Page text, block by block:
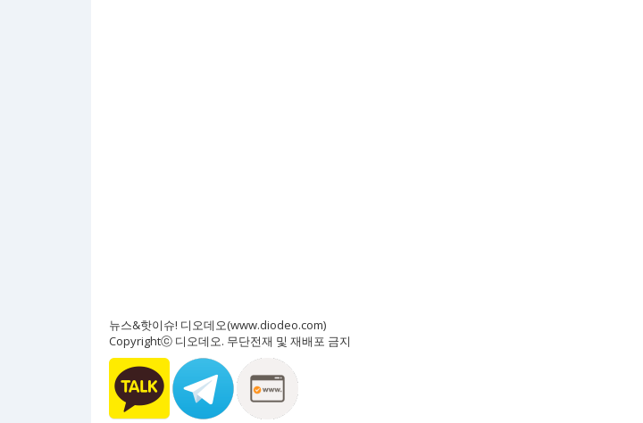
뉴스&핫이슈! 디오데오(www.diodeo.com)
Copyrightⓒ 디오데오. 무단전재 및 재배포 금지